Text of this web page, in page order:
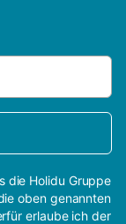
die Holidu Gruppe
oben genannten
erlaube ich der